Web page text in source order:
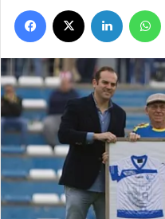
l
o
o
n
X
d
a
e
m
a
i
l